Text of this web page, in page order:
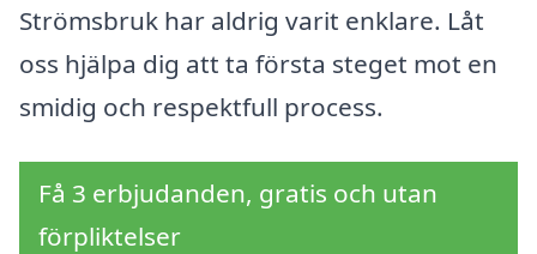
Strömsbruk har aldrig varit enklare. Låt
oss hjälpa dig att ta första steget mot en
smidig och respektfull process.
Få 3 erbjudanden, gratis och utan
förpliktelser